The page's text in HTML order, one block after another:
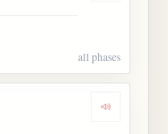
all phases
Dengarkan